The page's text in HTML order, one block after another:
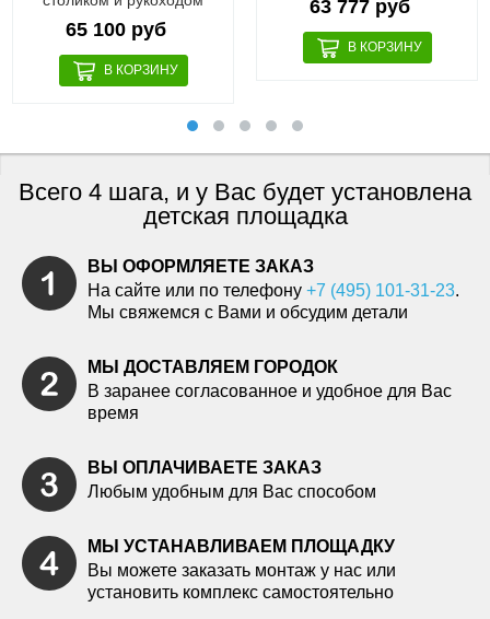
65 100 руб
63 777 руб
Всего 4 шага, и у Вас будет установлена
детская площадка
ВЫ ОФОРМЛЯЕТЕ ЗАКАЗ
На сайте или по телефону +7 (495) 101-31-23.
Мы свяжемся с Вами и обсудим детали
МЫ ДОСТАВЛЯЕМ ГОРОДОК
В заранее согласованное и удобное для Вас
время
ВЫ ОПЛАЧИВАЕТЕ ЗАКАЗ
Любым удобным для Вас способом
МЫ УСТАНАВЛИВАЕМ ПЛОЩАДКУ
Вы можете заказать монтаж у нас или
установить комплекс самостоятельно